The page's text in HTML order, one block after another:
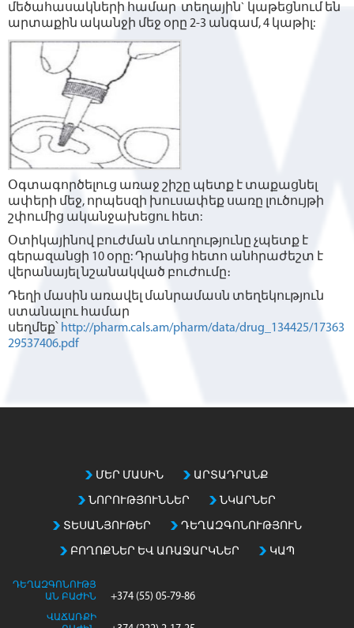
մեծահասակների համար տեղային` կաթեցնում են
արտաքին ականջի մեջ օրը 2-3 անգամ, 4 կաթիլ:
Օգտագործելուց առաջ շիշը պետք է տաքացնել
ափերի մեջ, որպեսզի խուսափեք սառը լուծույթի
շփումից ականջախեցու հետ:
Օտիկայինով բուժման տևողությունը չպետք է
գերազանցի 10 օրը: Դրանից հետո անհրաժեշտ է
վերանայել նշանակված բուժումը։
Դեղի մասին առավել մանրամասն տեղեկություն
ստանալու համար
սեղմեք՝ http://pharm.cals.am/pharm/data/drug_134425/17363
29537406.pdf
ՄԵՐ ՄԱՍԻՆ ԱՐՏԱԴՐԱՆՔ
ՆՈՐՈՒԹՅՈՒՆՆԵՐ ՆԿԱՐՆԵՐ
ՏԵՍԱՆՅՈՒԹԵՐ ԴԵՂԱԶԳՈՆՈՒԹՅՈՒՆ
ԲՈՂՈՔՆԵՐ ԵՎ ԱՌԱՋԱՐԿՆԵՐ ԿԱՊ
ԴԵՂԱԶԳՈՆՈՒԹՅ
ԱՆ ԲԱԺԻՆ
+374 (55) 05-79-86
ՎԱՃԱՌՔԻ